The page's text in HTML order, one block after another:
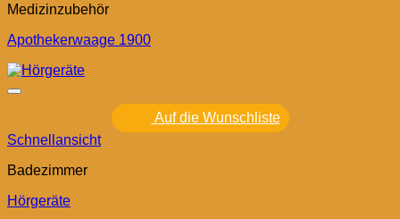
Medizinzubehör
Apothekerwaage 1900
Auf die Wunschliste
Schnellansicht
Badezimmer
Hörgeräte